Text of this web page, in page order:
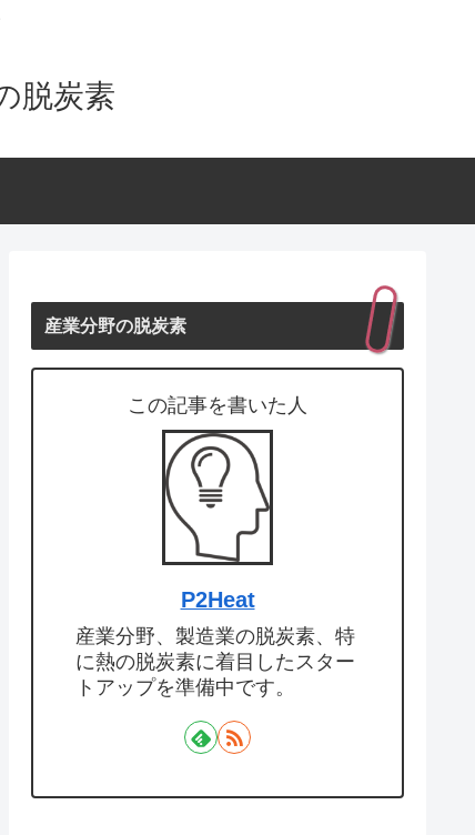
脱炭素
産業分野の脱炭素
この記事を書いた人
P2Heat
産業分野、製造業の脱炭素、特
に熱の脱炭素に着目したスター
トアップを準備中です。